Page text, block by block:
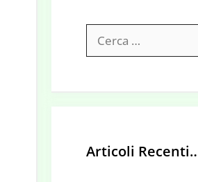
per:
Articoli